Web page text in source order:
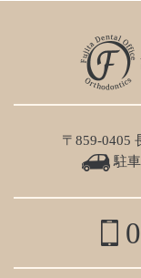
〒859-0405
駐車